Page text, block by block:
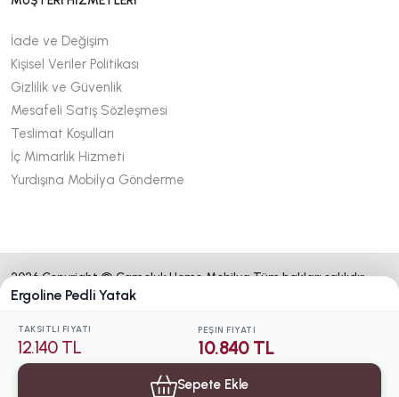
Ergoline Pedli Yatak
TAKSITLI FIYATI
12.140 TL
PEŞIN FIYATI
10.840 TL
Sepete Ekle
İade ve Değişim
Kişisel Veriler Politikası
Gizlilik ve Güvenlik
Mesafeli Satış Sözleşmesi
Teslimat Koşulları
İç Mimarlık Hizmeti
Yurdışına Mobilya Gönderme
2026 Copyright © Çamoluk Home Mobilya Tüm hakları saklıdır.